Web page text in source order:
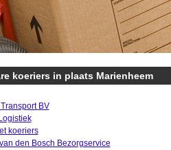
koeriers in plaats Marienheem
BV
koeriers
den Bosch Bezorgservice